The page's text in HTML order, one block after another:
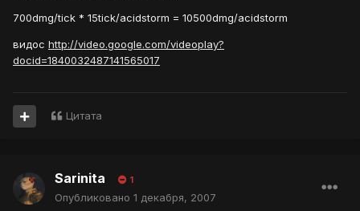
700dmg/tick * 15tick/acidstorm = 10500dmg/acidstorm
видос http://video.google.com/videoplay?
docid=1840032487141565017
Цитата
Sarinita 1
Опубликовано 1 декабря, 2007